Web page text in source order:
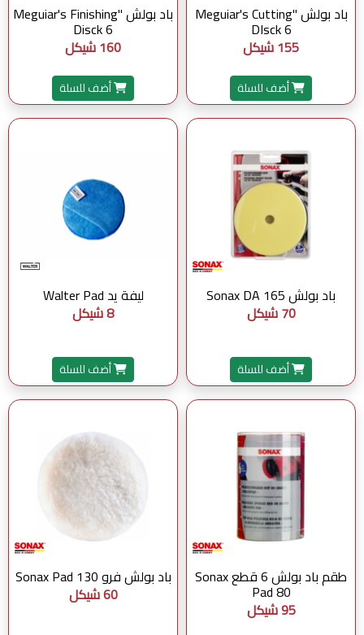
باد بولش "Meguiar's Cutting
DIsck 6
155 شيكل
أضف للسلة
باد بولش "Meguiar's Finishing
Disck 6
160 شيكل
أضف للسلة
باد بولش Sonax DA 165
70 شيكل
أضف للسلة
ليفة يد Walter Pad
8 شيكل
أضف للسلة
طقم باد بولش 6 قطع Sonax
Pad 80
95 شيكل
باد بولش فرو Sonax Pad 130
60 شيكل